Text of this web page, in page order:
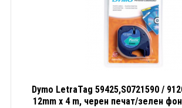
Dymo LetraTag 59425,S0721590 /
12mm x 4 m, черен печат/зелен